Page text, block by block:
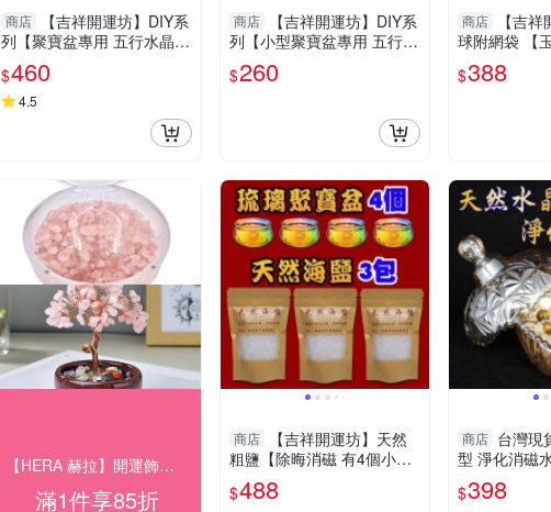
商店
【吉祥開運坊】DIY系
列【聚寶盆專用 五行水晶石
五色石 大顆 每個顏色200公
克 共1kg】已淨化
$460
4.5
商店
【吉祥開運坊】DIY系
列【小型聚寶盆專用 五行水
晶石 五色石 小顆 每包100
公克 2號是粉色】已淨化
$260
商店
【吉
球附網袋 【
水晶球網袋
多色可供選擇
$388
【HERA 赫拉】開運飾品享85折
滿1件享85折
商店
【吉祥開運坊】天然
粗鹽【除晦消磁 有4個小小
聚寶盆+3包海鹽 消磁碗+海
鹽】淨化陽宅
$488
商店 台灣現
型 淨化消磁
吊飾 飾品等
克 元寶 已淨
$398